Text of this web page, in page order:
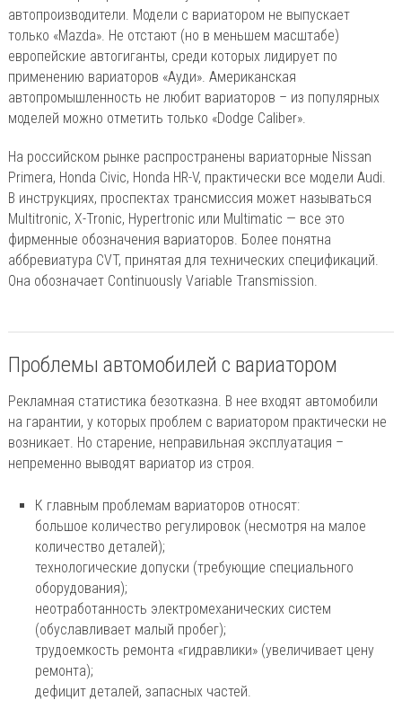
автопроизводители. Модели с вариатором не выпускает
только «Mazda». Не отстают (но в меньшем масштабе)
европейские автогиганты, среди которых лидирует по
применению вариаторов «Ауди». Американская
автопромышленность не любит вариаторов – из популярных
моделей можно отметить только «Dodge Caliber».
На российском рынке распространены вариаторные Nissan
Primera, Honda Civic, Honda HR-V, практически все модели Audi.
В инструкциях, проспектах трансмиссия может называться
Multitronic, X-Tronic, Hypertronic или Multimatic — все это
фирменные обозначения вариаторов. Более понятна
аббревиатура CVT, принятая для технических спецификаций.
Она обозначает Continuously Variable Transmission.
Проблемы автомобилей с вариатором
Рекламная статистика безотказна. В нее входят автомобили
на гарантии, у которых проблем с вариатором практически не
возникает. Но старение, неправильная эксплуатация –
непременно выводят вариатор из строя.
К главным проблемам вариаторов относят:
большое количество регулировок (несмотря на малое
количество деталей);
технологические допуски (требующие специального
оборудования);
неотработанность электромеханических систем
(обуславливает малый пробег);
трудоемкость ремонта «гидравлики» (увеличивает цену
ремонта);
дефицит деталей, запасных частей.